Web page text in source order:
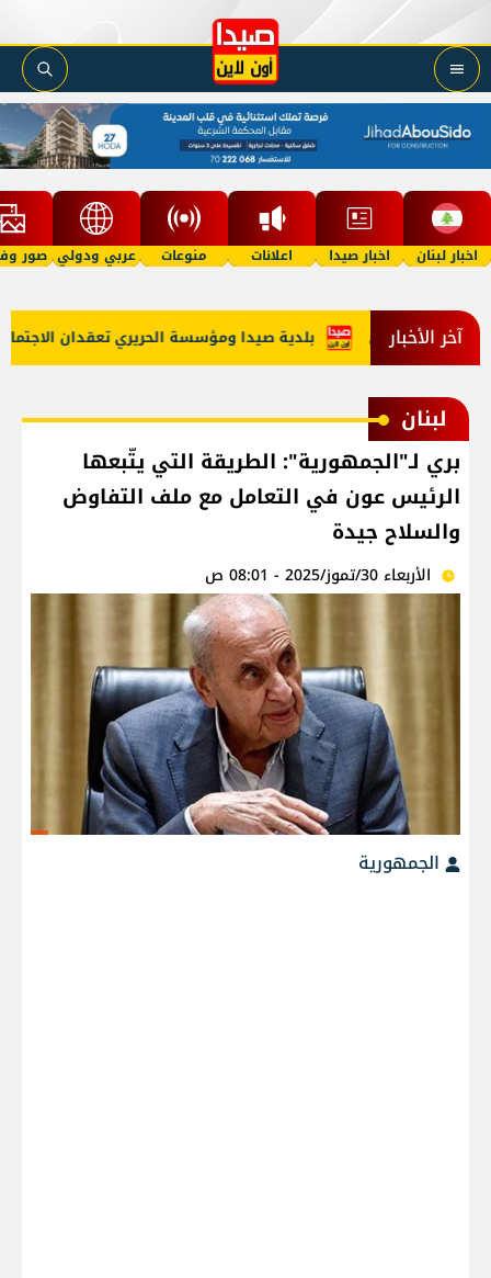
اخبار لبنان اخبار صيدا اعلانات منوعات عربي ودولي صور
آخر الأخبار بلدية صيدا ومؤسسة الحريري تعقدان الاجتماع الاستراتيجي
لبنان
بري لـ"الجمهورية": الطريقة التي يتّبعها
الرئيس عون في التعامل مع ملف التفاوض
والسلاح جيدة
الأربعاء 30/تموز/2025 - 08:01 ص
الجمهورية